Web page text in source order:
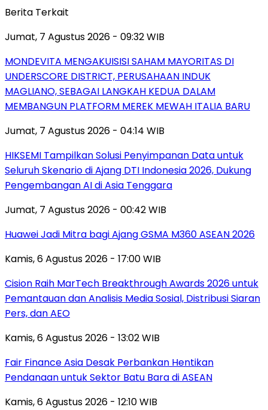
Berita Terkait
Jumat, 7 Agustus 2026 - 09:32 WIB
MONDEVITA MENGAKUISISI SAHAM MAYORITAS DI
UNDERSCORE DISTRICT, PERUSAHAAN INDUK
MAGLIANO, SEBAGAI LANGKAH KEDUA DALAM
MEMBANGUN PLATFORM MEREK MEWAH ITALIA BARU
Jumat, 7 Agustus 2026 - 04:14 WIB
HIKSEMI Tampilkan Solusi Penyimpanan Data untuk
Seluruh Skenario di Ajang DTI Indonesia 2026, Dukung
Pengembangan AI di Asia Tenggara
Jumat, 7 Agustus 2026 - 00:42 WIB
Huawei Jadi Mitra bagi Ajang GSMA M360 ASEAN 2026
Kamis, 6 Agustus 2026 - 17:00 WIB
Cision Raih MarTech Breakthrough Awards 2026 untuk
Pemantauan dan Analisis Media Sosial, Distribusi Siaran
Pers, dan AEO
Kamis, 6 Agustus 2026 - 13:02 WIB
Fair Finance Asia Desak Perbankan Hentikan
Pendanaan untuk Sektor Batu Bara di ASEAN
Kamis, 6 Agustus 2026 - 12:10 WIB